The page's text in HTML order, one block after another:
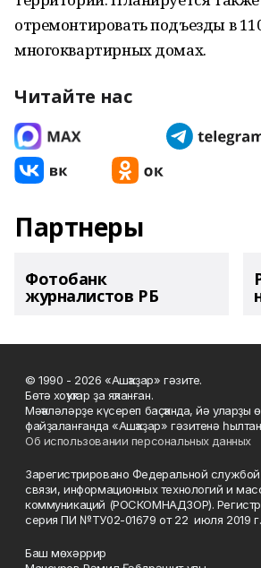
отремонтировать подъезды в
многоквартирных домах.
Читайте нас
Партнеры
Фотобанк
журналистов РБ
© 1990 - 2026 «Ашҡаҙар» гәзите.
Бөтә хоҡуҡтар ҙа яҡланған.
Мәҡәләләрҙе күсереп баҫҡанда, йә уларҙы
файҙаланғанда «Ашҡаҙар» гәзитенә
Об использовании персональных данных
Зарегистрировано Федеральной
связи, информационных технологий и
коммуникаций (РОСКОМНАДЗОР).
серия ПИ №ТУ02-01679 от 22 июля 2019 г.
Баш мөхәррир